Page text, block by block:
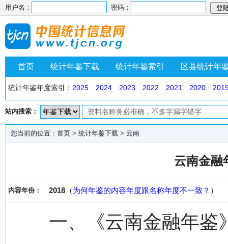
用户名： 密码：
首页 统计年鉴下载 统计年鉴索引 区县统计年
统计年鉴年度索引： 2025 2024 2023 2022 2021 2020
站内搜索：
您当前的位置： 首页 > 统计年鉴下载 > 云南
云南金融
内容年份： 2018 （为何年鉴的内容年度跟名称年度不一致？ ）
一、《云南金融年鉴